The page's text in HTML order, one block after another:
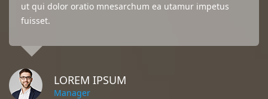
ut qui dolor oratio mnesarchum ea utamur impetus
fuisset.
LOREM IPSUM
Manager